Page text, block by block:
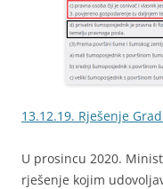
13.12.19. Rješenje
U prosincu 2020.
rješenje kojim